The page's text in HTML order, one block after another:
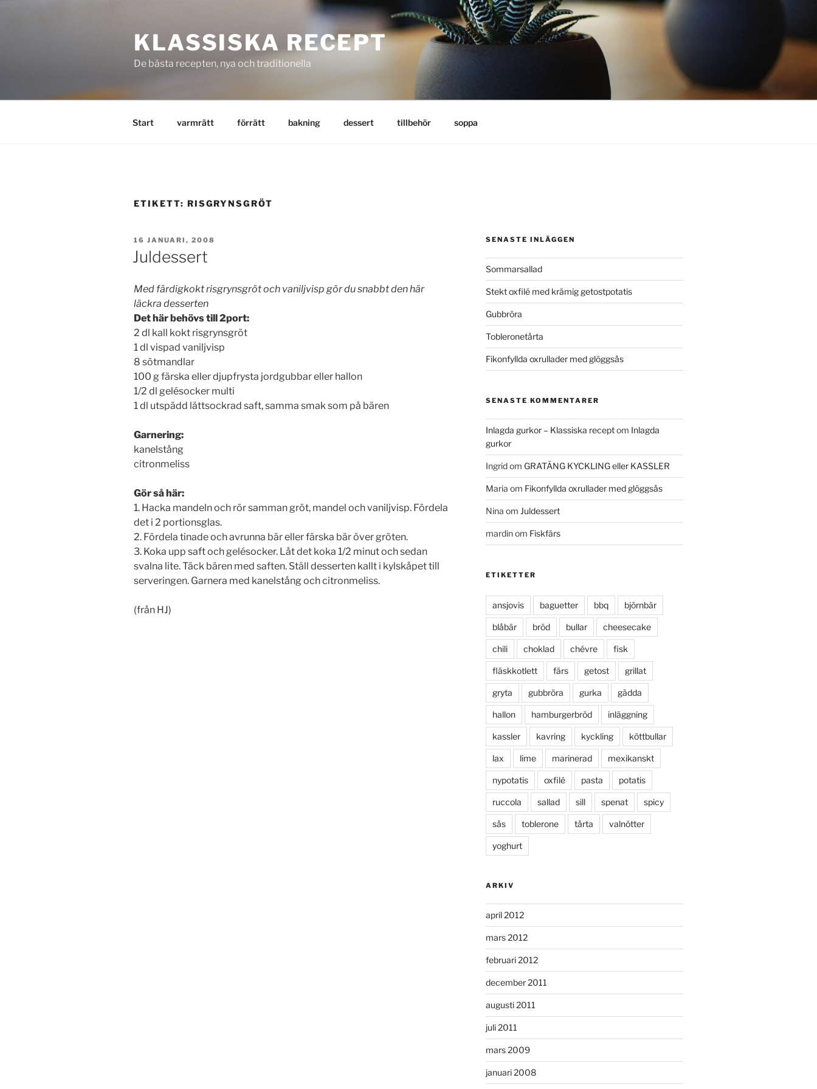
KLASSISKA RECEPT
De bästa recepten, nya och traditionella
Start varmrätt förrätt bakning dessert tillbehör soppa
ETIKETT: RISGRYNSGRÖT
PUBLICERAT
16 JANUARI, 2008
Juldessert
Med färdigkokt risgrynsgröt och vaniljvisp gör du snabbt den här
läckra desserten
Det här behövs till 2port:
2 dl kall kokt risgrynsgröt
1 dl vispad vaniljvisp
8 sötmandlar
100 g färska eller djupfrysta jordgubbar eller hallon
1/2 dl gelésocker multi
1 dl utspädd lättsockrad saft, samma smak som på bären
Garnering:
kanelstång
citronmeliss
Gör så här:
1. Hacka mandeln och rör samman gröt, mandel och vaniljvisp. Fördela
det i 2 portionsglas.
2. Fördela tinade och avrunna bär eller färska bär över gröten.
3. Koka upp saft och gelésocker. Låt det koka 1/2 minut och sedan
svalna lite. Täck bären med saften. Ställ desserten kallt i kylskåpet till
serveringen. Garnera med kanelstång och citronmeliss.
(från HJ)
SENASTE INLÄGGEN
Sommarsallad
Stekt oxfilé med krämig getostpotatis
Gubbröra
Tobleronetårta
Fikonfyllda oxrullader med glöggsås
SENASTE KOMMENTARER
Inlagda gurkor – Klassiska receptom Inlagda
gurkor
Ingridom GRATÄNG KYCKLING eller KASSLER
Maria om Fikonfyllda oxrullader med glöggsås
Nina om Juldessert
mardinom Fiskfärs
ETIKETTER
ansjovis baguetter bbq björnbär
blåbär bröd bullar cheesecake
chili choklad chévre fisk
fläskkotlett färs getost grillat
gryta gubbröra gurka gädda
hallon hamburgerbröd inläggning
kassler kavring kyckling köttbullar
lax lime marinerad mexikanskt
nypotatis oxfilé pasta potatis
ruccola sallad sill spenat spicy
sås toblerone tårta valnötter
yoghurt
ARKIV
april 2012
mars 2012
februari 2012
december 2011
augusti 2011
juli 2011
mars 2009
januari 2008